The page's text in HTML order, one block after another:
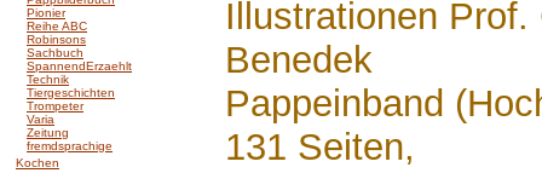
Pionier
Reihe ABC
Robinsons
Sachbuch
SpannendErzaehlt
Technik
Tiergeschichten
Trompeter
Varia
Zeitung
fremdsprachige
Kochen
Illustrationen Prof.
Benedek
Pappeinband
131 Seiten,